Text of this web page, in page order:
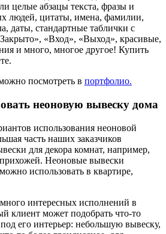
целые абзацы текста, фразы и
людей, цитаты, имена, фамилии,
даты, стандартные таблички с
«Вход», «Выход», красивые,
и много, многое другое! Купить
посмотреть в портфолио.
неоновую вывеску дома
использования неоновой
часть наших заказчиков
для декора комнат, например,
Неоновые вывески
использовать в квартире,
интересных исполнений в
клиент может подобрать что-то
его интерьер: небольшую вывеску,